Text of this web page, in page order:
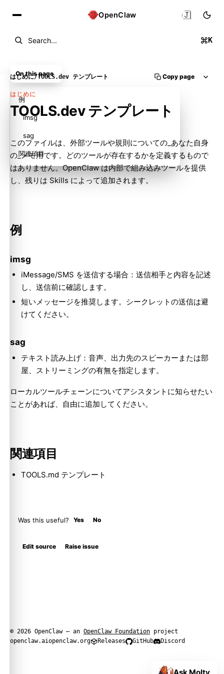
OpenClaw
Search... K
🇯🇵
はじめに/TOOLS.dev テンプレート Copy page
はじめに
TOOLS.dev テンプレート
このファイルは、外部ツールや規則についての_あなた自身
の_メモ用です。どのツールが存在するかを定義するもので
はありません。OpenClaw は内部で組み込みツールを提供
し、残りは Skills によって追加されます。
例
imsg
iMessage/SMS を送信する場合：送信相手と内容を記述
し、送信前に確認します。
短いメッセージを推奨します。シークレットの送信は避
けてください。
sag
テキスト読み上げ：音声、出力先のスピーカーまたは部
屋、ストリーミングの有無を指定します。
ローカルツールチェーンについてアシスタントに知らせたい
ことがあれば、自由に追加してください。
関連項目
TOOLS.md テンプレート
Was this useful? Yes No
Edit source Raise issue
On this page
例
imsg
sag
関連項目
© 2026 OpenClaw — an OpenClaw Foundation project
openclaw.aiopenclaw.org Releases GitHub Discord
Ask Molty
Molty